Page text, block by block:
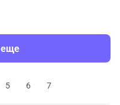
еще
5 6 7